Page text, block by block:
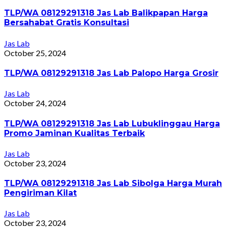
TLP/WA 08129291318 Jas Lab Balikpapan Harga
Bersahabat Gratis Konsultasi
Jas Lab
October 25, 2024
TLP/WA 08129291318 Jas Lab Palopo Harga Grosir
Jas Lab
October 24, 2024
TLP/WA 08129291318 Jas Lab Lubuklinggau Harga
Promo Jaminan Kualitas Terbaik
Jas Lab
October 23, 2024
TLP/WA 08129291318 Jas Lab Sibolga Harga Murah
Pengiriman Kilat
Jas Lab
October 23, 2024